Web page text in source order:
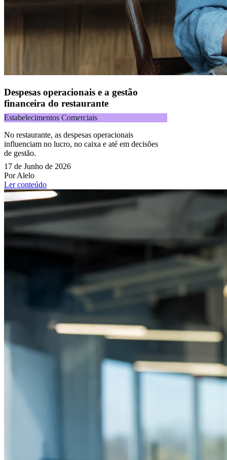
Despesas operacionais e a gestão
financeira do restaurante
Estabelecimentos Comerciais
No restaurante, as despesas operacionais
influenciam no lucro, no caixa e até em decisões
de gestão.
17 de Junho de 2026
Por Alelo
Ler conteúdo